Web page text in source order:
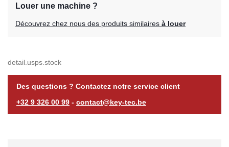
Louer une machine ?
Découvrez chez nous des produits similaires à louer
detail.usps.stock
Des questions ? Contactez notre service client
+32 9 326 00 99 - contact@key-tec.be